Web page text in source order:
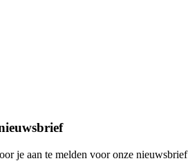
je aan te melden voor onze nieuwsbrief